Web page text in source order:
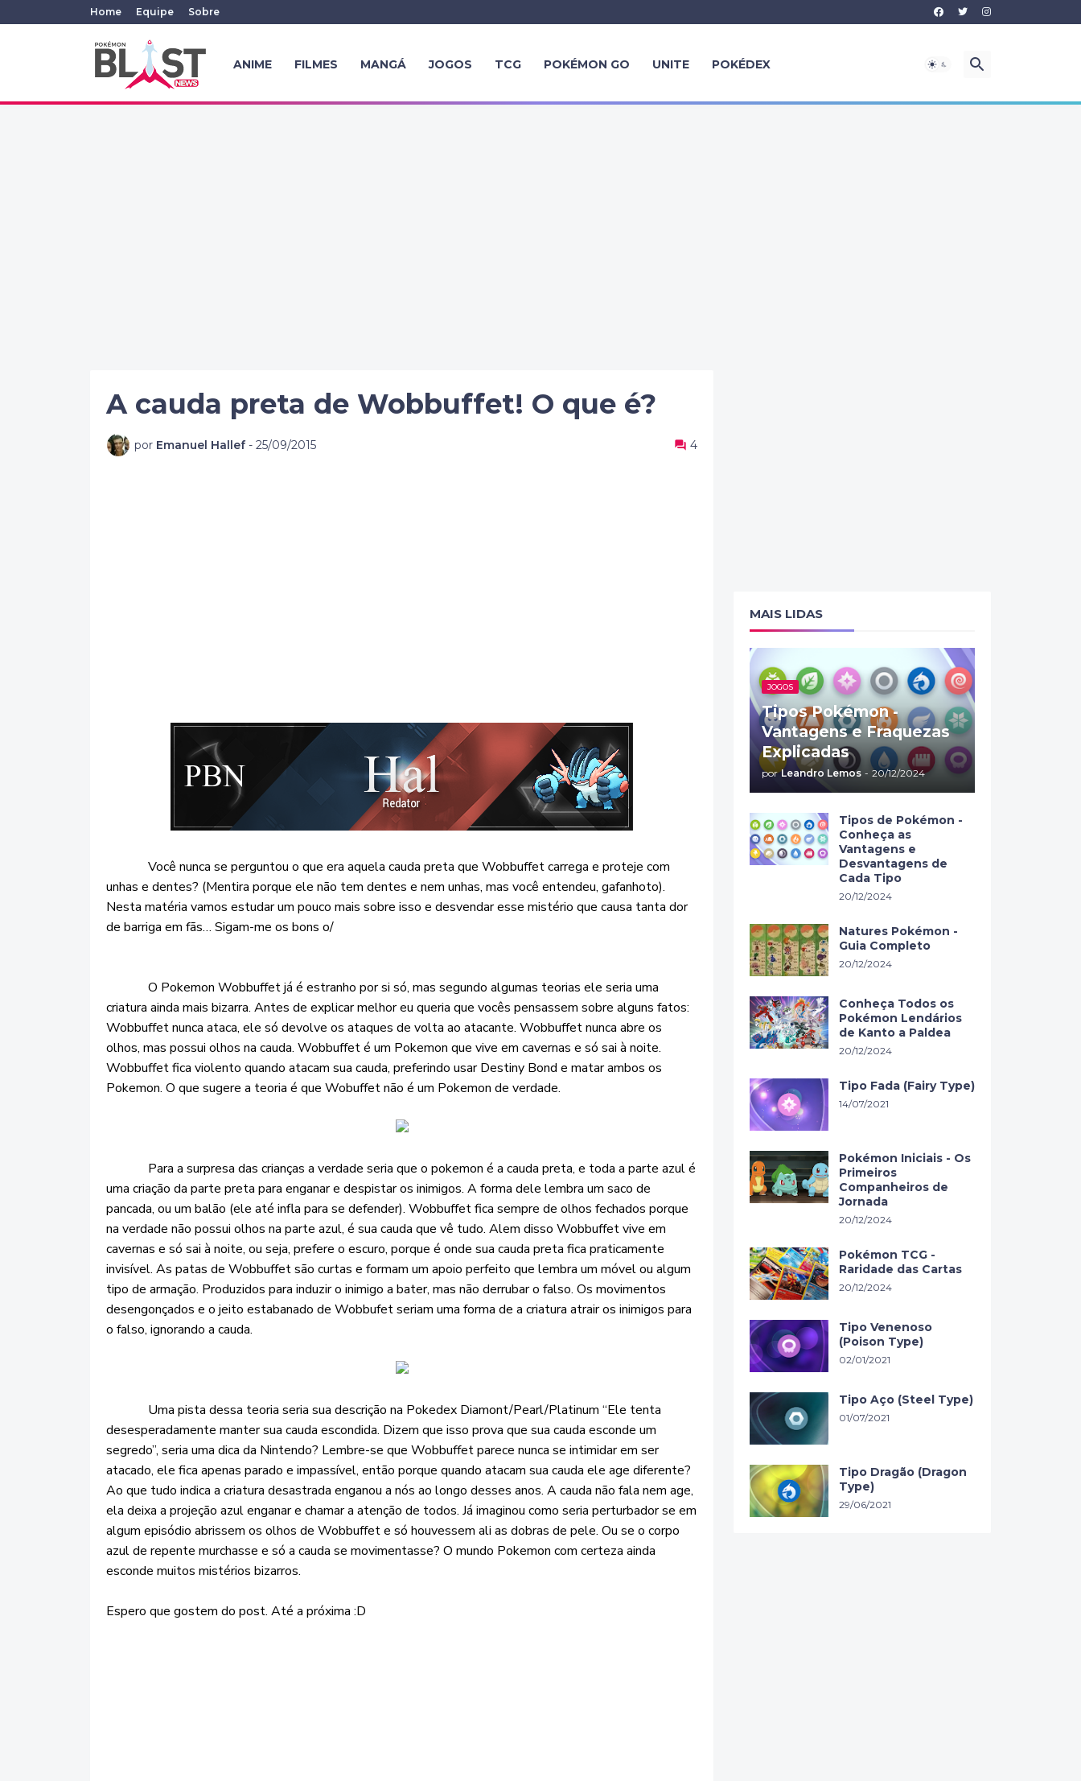
Home Equipe Sobre
ANIME FILMES MANGÁ JOGOS TCG POKÉMON GO UNITE POKÉDEX
A cauda preta de Wobbuffet! O que é?
por Emanuel Hallef - 25/09/2015 4
Você nunca se perguntou o que era aquela cauda preta que Wobbuffet carrega e proteje com
unhas e dentes? (Mentira porque ele não tem dentes e nem unhas, mas você entendeu, gafanhoto).
Nesta matéria vamos estudar um pouco mais sobre isso e desvendar esse mistério que causa tanta dor
de barriga em fãs… Sigam-me os bons o/
O Pokemon Wobbuffet já é estranho por si só, mas segundo algumas teorias ele seria uma
criatura ainda mais bizarra. Antes de explicar melhor eu queria que vocês pensassem sobre alguns fatos:
Wobbuffet nunca ataca, ele só devolve os ataques de volta ao atacante. Wobbuffet nunca abre os
olhos, mas possui olhos na cauda. Wobbuffet é um Pokemon que vive em cavernas e só sai à noite.
Wobbuffet fica violento quando atacam sua cauda, preferindo usar Destiny Bond e matar ambos os
Pokemon. O que sugere a teoria é que Wobuffet não é um Pokemon de verdade.
Para a surpresa das crianças a verdade seria que o pokemon é a cauda preta, e toda a parte azul é
uma criação da parte preta para enganar e despistar os inimigos. A forma dele lembra um saco de
pancada, ou um balão (ele até infla para se defender). Wobbuffet fica sempre de olhos fechados porque
na verdade não possui olhos na parte azul, é sua cauda que vê tudo. Alem disso Wobbuffet vive em
cavernas e só sai à noite, ou seja, prefere o escuro, porque é onde sua cauda preta fica praticamente
invisível. As patas de Wobbuffet são curtas e formam um apoio perfeito que lembra um móvel ou algum
tipo de armação. Produzidos para induzir o inimigo a bater, mas não derrubar o falso. Os movimentos
desengonçados e o jeito estabanado de Wobbufet seriam uma forma de a criatura atrair os inimigos para
o falso, ignorando a cauda.
Uma pista dessa teoria seria sua descrição na Pokedex Diamont/Pearl/Platinum “Ele tenta
desesperadamente manter sua cauda escondida. Dizem que isso prova que sua cauda esconde um
segredo”, seria uma dica da Nintendo? Lembre-se que Wobbuffet parece nunca se intimidar em ser
atacado, ele fica apenas parado e impassível, então porque quando atacam sua cauda ele age diferente?
Ao que tudo indica a criatura desastrada enganou a nós ao longo desses anos. A cauda não fala nem age,
ela deixa a projeção azul enganar e chamar a atenção de todos. Já imaginou como seria perturbador se em
algum episódio abrissem os olhos de Wobbuffet e só houvessem ali as dobras de pele. Ou se o corpo
azul de repente murchasse e só a cauda se movimentasse? O mundo Pokemon com certeza ainda
esconde muitos mistérios bizarros.
Espero que gostem do post. Até a próxima :D
MAIS LIDAS
JOGOS
Tipos Pokémon -
Vantagens e Fraquezas
Explicadas
por Leandro Lemos - 20/12/2024
Tipos de Pokémon -
Conheça as
Vantagens e
Desvantagens de
Cada Tipo
20/12/2024
Natures Pokémon -
Guia Completo
20/12/2024
Conheça Todos os
Pokémon Lendários
de Kanto a Paldea
20/12/2024
Tipo Fada (Fairy Type)
14/07/2021
Pokémon Iniciais - Os
Primeiros
Companheiros de
Jornada
20/12/2024
Pokémon TCG -
Raridade das Cartas
20/12/2024
Tipo Venenoso
(Poison Type)
02/01/2021
Tipo Aço (Steel Type)
01/07/2021
Tipo Dragão (Dragon
Type)
29/06/2021